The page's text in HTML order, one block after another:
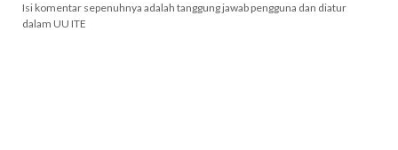
Isi komentar sepenuhnya adalah tanggung jawab pengguna dan diatur
dalam UU ITE